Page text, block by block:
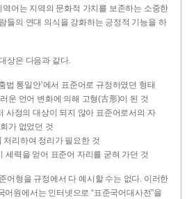
역어는 지역의 문화적 가치를 보존하는 소중한
들의 연대 의식을 강화하는 긍정적 기능을 하
상은 다음과 같다.
법 통일안’에서 표준어로 규정하였던 형태
운 언어 변화에 의해 고형(古形)이 된 것
사정의 대상이 되지 않아 표준어로서의 자
가 없었던 것
처리하여 정리가 필요한 것
세력을 얻어 표준어 자리를 굳혀 가던 것
어형을 규정에서 다 예시할 수는 없다. 이러한
어원에서는 인터넷으로 “표준국어대사전”을